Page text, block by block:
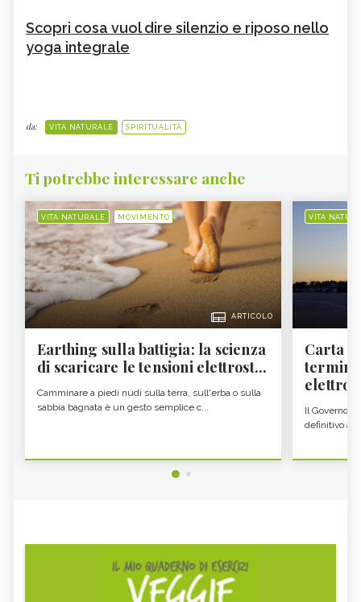
Scopri cosa vuol dire silenzio e riposo nello
yoga integrale
da: VITA NATURALE SPIRITUALITÀ
Ti potrebbe interessare anche
VITA NATURALE MOVIMENTO
ARTICOLO
Earthing sulla battigia: la scienza
di scaricare le tensioni elettrost...
Camminare a piedi nudi sulla terra, sull'erba o sulla
sabbia bagnata è un gesto semplice c...
VITA
Carta
Il Governo
definitivo